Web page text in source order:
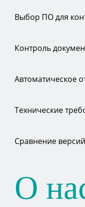
Выбор ПО для
Контроль
Автоматическое
Технические
Сравнение версий
О